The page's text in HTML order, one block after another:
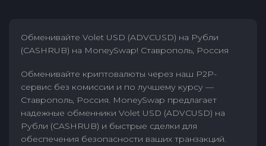
Обменивайте Volet USD (ADVCUSD) на Рубли
(CASHRUB) на MoneySwap! Ставрополь, Россия
Обменивайте криптовалюты через наш P2P-
сервис без комиссии и по лучшему курсу —
Ставрополь, Россия. MoneySwap предлагает
надежные обменники Volet USD (ADVCUSD) на
Рубли (CASHRUB) и быстрые сделки для
обеспечения безопасности ваших транзакций.